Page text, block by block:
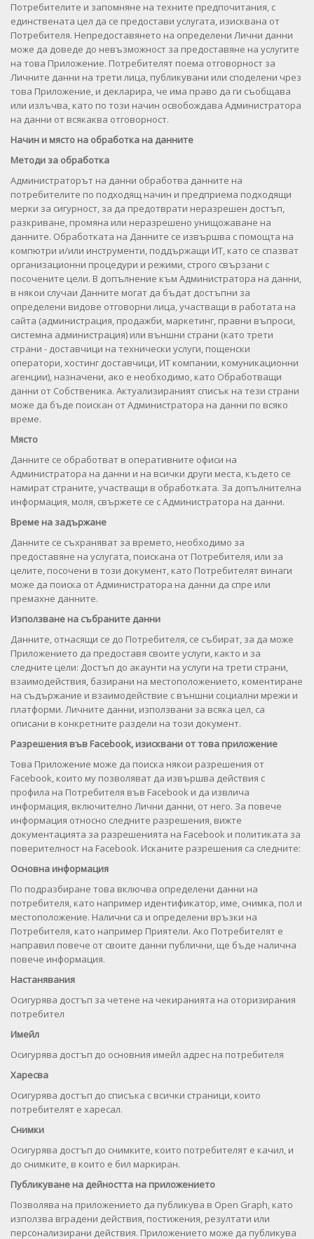
Потребителите и запомняне на техните предпочитания, с
единствената цел да се предостави услугата, изисквана от
Потребителя. Непредоставянето на определени Лични данни
може да доведе до невъзможност за предоставяне на услугите
на това Приложение. Потребителят поема отговорност за
Личните данни на трети лица, публикувани или споделени чрез
това Приложение, и декларира, че има право да ги съобщава
или излъчва, като по този начин освобождава Администратора
на данни от всякаква отговорност.
Начин и място на обработка на данните
Методи за обработка
Администраторът на данни обработва данните на
потребителите по подходящ начин и предприема подходящи
мерки за сигурност, за да предотврати неразрешен достъп,
разкриване, промяна или неразрешено унищожаване на
данните. Обработката на Данните се извършва с помощта на
компютри и/или инструменти, поддържащи ИТ, като се спазват
организационни процедури и режими, строго свързани с
посочените цели. В допълнение към Администратора на данни,
в някои случаи Данните могат да бъдат достъпни за
определени видове отговорни лица, участващи в работата на
сайта (администрация, продажби, маркетинг, правни въпроси,
системна администрация) или външни страни (като трети
страни - доставчици на технически услуги, пощенски
оператори, хостинг доставчици, ИТ компании, комуникационни
агенции), назначени, ако е необходимо, като Обработващи
данни от Собственика. Актуализираният списък на тези страни
може да бъде поискан от Администратора на данни по всяко
време.
Място
Данните се обработват в оперативните офиси на
Администратора на данни и на всички други места, където се
намират страните, участващи в обработката. За допълнителна
информация, моля, свържете се с Администратора на данни.
Време на задържане
Данните се съхраняват за времето, необходимо за
предоставяне на услугата, поискана от Потребителя, или за
целите, посочени в този документ, като Потребителят винаги
може да поиска от Администратора на данни да спре или
премахне данните.
Използване на събраните данни
Данните, отнасящи се до Потребителя, се събират, за да може
Приложението да предоставя своите услуги, както и за
следните цели: Достъп до акаунти на услуги на трети страни,
взаимодействия, базирани на местоположението, коментиране
на съдържание и взаимодействие с външни социални мрежи и
платформи. Личните данни, използвани за всяка цел, са
описани в конкретните раздели на този документ.
Разрешения във Facebook, изисквани от това приложение
Това Приложение може да поиска някои разрешения от
Facebook, които му позволяват да извършва действия с
профила на Потребителя във Facebook и да извлича
информация, включително Лични данни, от него. За повече
информация относно следните разрешения, вижте
документацията за разрешенията на Facebook и политиката за
поверителност на Facebook. Исканите разрешения са следните:
Основна информация
По подразбиране това включва определени данни на
потребителя, като например идентификатор, име, снимка, пол и
местоположение. Налични са и определени връзки на
Потребителя, като например Приятели. Ако Потребителят е
направил повече от своите данни публични, ще бъде налична
повече информация.
Настанявания
Осигурява достъп за четене на чекиранията на оторизирания
потребител
Имейл
Осигурява достъп до основния имейл адрес на потребителя
Харесва
Осигурява достъп до списъка с всички страници, които
потребителят е харесал.
Снимки
Осигурява достъп до снимките, които потребителят е качил, и
до снимките, в които е бил маркиран.
Публикуване на дейността на приложението
Позволява на приложението да публикува в Open Graph, като
използва вградени действия, постижения, резултати или
персонализирани действия. Приложението може да публикува